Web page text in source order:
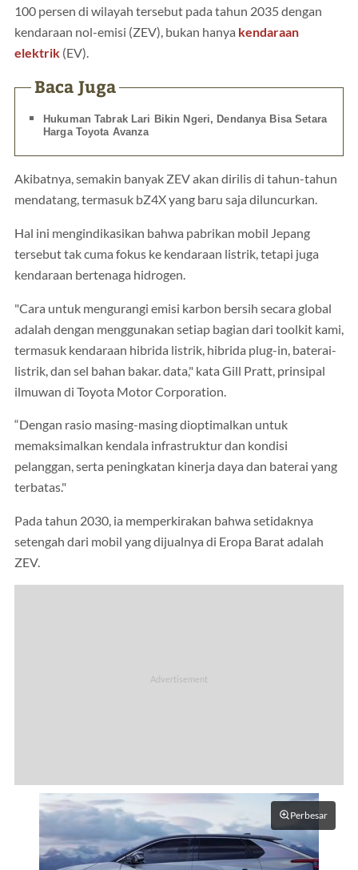
100 persen di wilayah tersebut pada tahun 2035 dengan
kendaraan nol-emisi (ZEV), bukan hanya kendaraan
elektrik (EV).
Baca Juga
Hukuman Tabrak Lari Bikin Ngeri, Dendanya Bisa Setara
Harga Toyota Avanza
Akibatnya, semakin banyak ZEV akan dirilis di tahun-tahun
mendatang, termasuk bZ4X yang baru saja diluncurkan.
Hal ini mengindikasikan bahwa pabrikan mobil Jepang
tersebut tak cuma fokus ke kendaraan listrik, tetapi juga
kendaraan bertenaga hidrogen.
"Cara untuk mengurangi emisi karbon bersih secara global
adalah dengan menggunakan setiap bagian dari toolkit kami,
termasuk kendaraan hibrida listrik, hibrida plug-in, baterai-
listrik, dan sel bahan bakar. data," kata Gill Pratt, prinsipal
ilmuwan di Toyota Motor Corporation.
“Dengan rasio masing-masing dioptimalkan untuk
memaksimalkan kendala infrastruktur dan kondisi
pelanggan, serta peningkatan kinerja daya dan baterai yang
terbatas."
Pada tahun 2030, ia memperkirakan bahwa setidaknya
setengah dari mobil yang dijualnya di Eropa Barat adalah
ZEV.
Perbesar